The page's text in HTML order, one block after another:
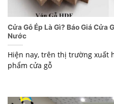
Cửa Gỗ Ép Là Gì? Báo Giá Cửa
Nước
Hiện nay, trên thị trường xuất
phẩm cửa gỗ